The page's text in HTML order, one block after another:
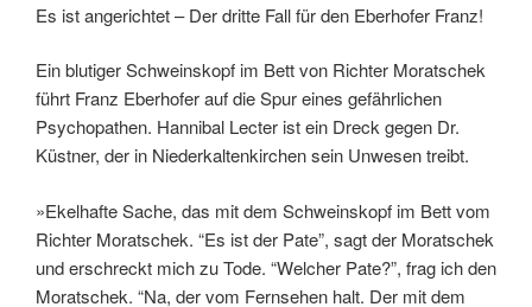
Es ist angerichtet – Der dritte Fall für den Eberhofer Franz!
Ein blutiger Schweinskopf im Bett von Richter Moratschek
führt Franz Eberhofer auf die Spur eines gefährlichen
Psychopathen. Hannibal Lecter ist ein Dreck gegen Dr.
Küstner, der in Niederkaltenkirchen sein Unwesen treibt.
»Ekelhafte Sache, das mit dem Schweinskopf im Bett vom
Richter Moratschek. “Es ist der Pate”, sagt der Moratschek
und erschreckt mich zu Tode. “Welcher Pate?”, frag ich den
Moratschek. “Na, der vom Fernsehen halt. Der mit dem